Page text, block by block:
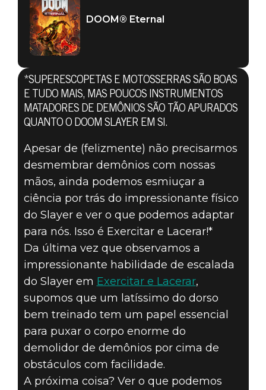
03 de maio de 2019
EXERCITAR E
LACERAR #2B –
DORSAIS E A
ESCALADA
SLAYER
DOOM® Eternal
*SUPERESCOPETAS E MOTOSSERRAS SÃO BOAS
E TUDO MAIS, MAS POUCOS INSTRUMENTOS
MATADORES DE DEMÔNIOS SÃO TÃO APURADOS
QUANTO O DOOM SLAYER EM SI.
Apesar de (felizmente) não precisarmos
desmembrar demônios com nossas
mãos, ainda podemos esmiuçar a
ciência por trás do impressionante físico
do Slayer e ver o que podemos adaptar
para nós. Isso é Exercitar e Lacerar!*
Da última vez que observamos a
impressionante habilidade de escalada
do Slayer em Exercitar e Lacerar,
supomos que um latíssimo do dorso
bem treinado tem um papel essencial
para puxar o corpo enorme do
demolidor de demônios por cima de
obstáculos com facilidade.
A próxima coisa? Ver o que podemos